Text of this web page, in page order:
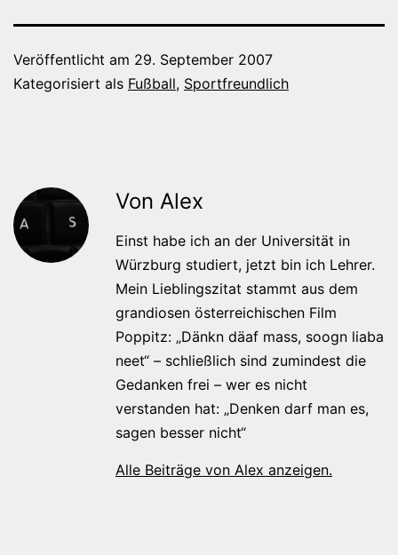
Veröffentlicht am 29. September 2007
Kategorisiert als Fußball, Sportfreundlich
Von Alex
Einst habe ich an der Universität in
Würzburg studiert, jetzt bin ich Lehrer.
Mein Lieblingszitat stammt aus dem
grandiosen österreichischen Film
Poppitz: „Dänkn däaf mass, soogn liaba
neet“ – schließlich sind zumindest die
Gedanken frei – wer es nicht
verstanden hat: „Denken darf man es,
sagen besser nicht“
Alle Beiträge von Alex anzeigen.